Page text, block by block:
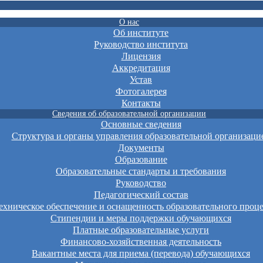
О нас
Об институте
Руководство института
Лицензия
Аккредитация
Устав
Фотогалерея
Контакты
Сведения об образовательной организации
Основные сведения
Структура и органы управления образовательной
Документы
Образование
Образовательные стандарты и требования
Руководство
Педагогический состав
обеспечение и оснащенность образовательного
Стипендии и меры поддержки обучающихся
Платные образовательные услуги
Финансово-хозяйственная деятельность
Вакантные места для приема (перевода) обучающихся